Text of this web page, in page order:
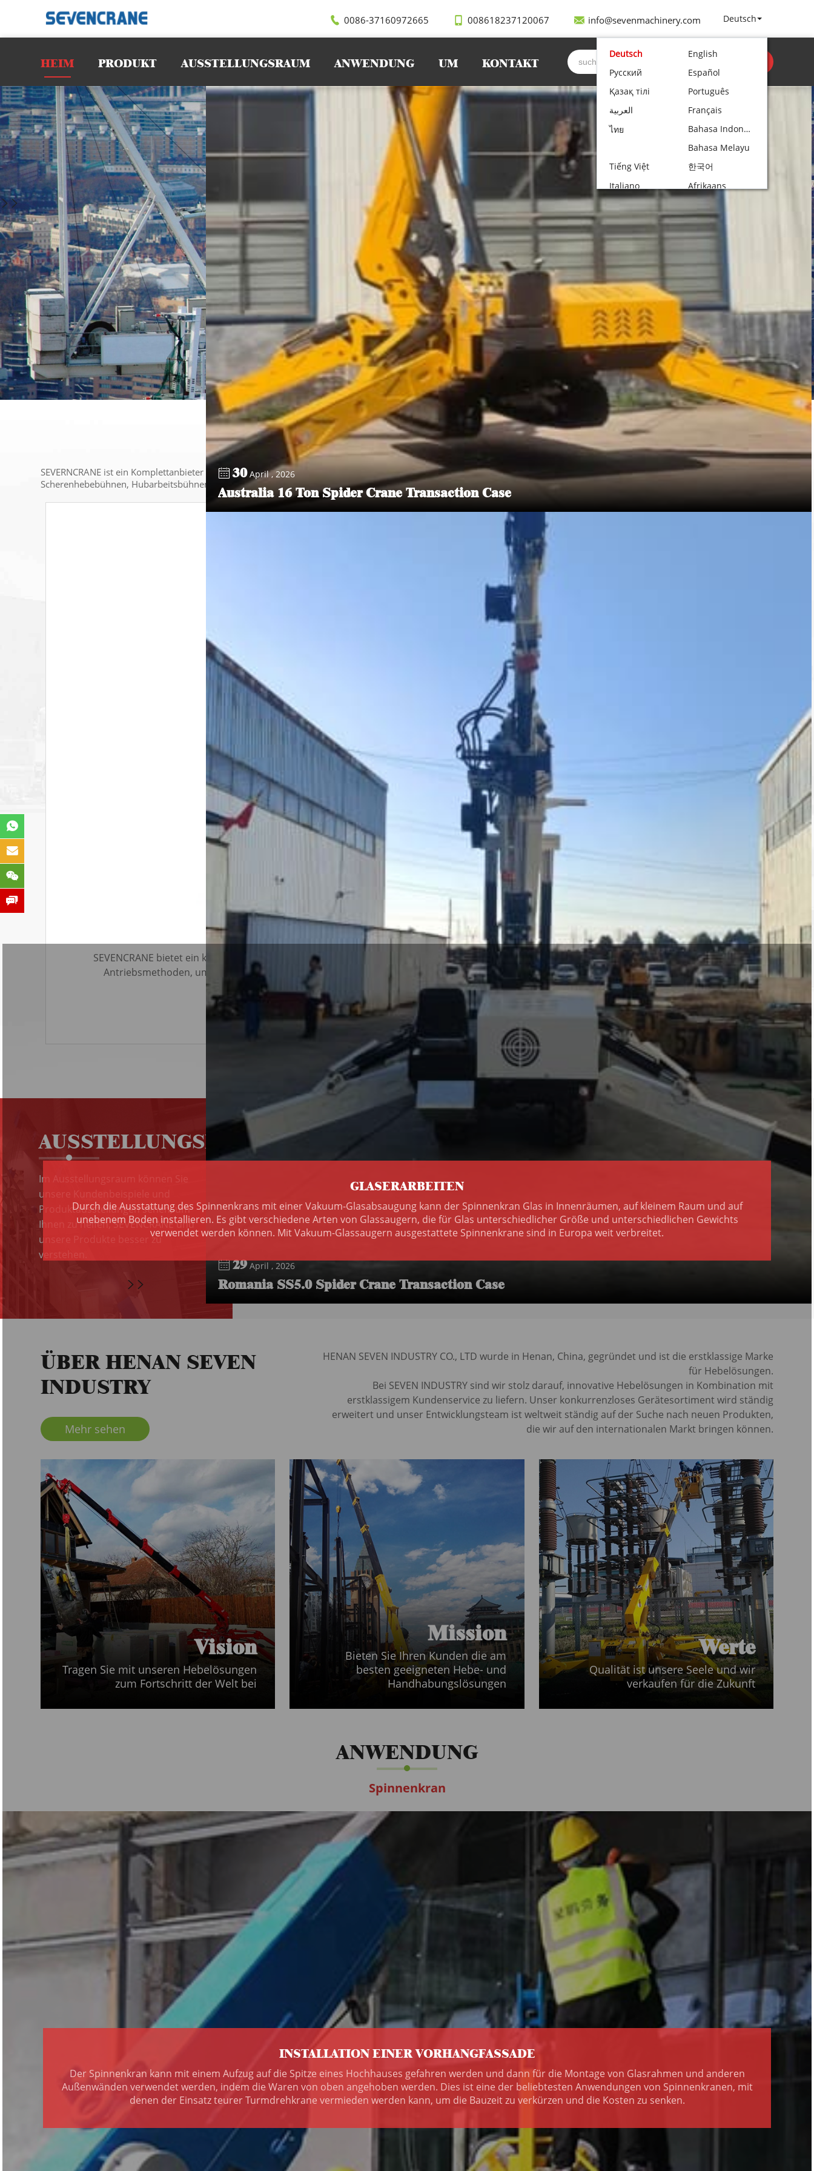
Deutsch
Deutsch
English
Русский
Español
Қазақ тілі
Português
العربية
Français
ไทย
Bahasa Indonesia
Bahasa Melayu
Tiếng Việt
한국어
Italiano
Afrikaans
Nederlands
Български
עִבְרִית
Polski
Čeština
Lietuvių kalba
Română
Svenska
Slovenščina
Slovenčina
Türkçe
Dansk
Ελληνικά
فارسی
简体中文
O‘zbekcha
0086-37160972665 008618237120067 info@sevenmachinery.com
HEIM PRODUKT AUSSTELLUNGSRAUM ANWENDUNG UM KONTAKT
PRODUKTZENTRUM
SEVERNCRANE ist ein Komplettanbieter für Hebegeräte. Wir bieten verschiedene Hebegeräte und entsprechendes Zubehör wie Gabelstapler, Hubwagen, Kommissionierer,
Scherenhebebühnen, Hubarbeitsbühnen, Spinnenkrane usw. an. Diese Geräte spielen eine Schlüsselrolle in Produktionswerkstätten, Lagerhäusern und Bauprojekten.
Spinnenkranich
SEVENCRANE bietet ein komplettes Sortiment an Mini-Raupenkranen (Spinnenkranen) an. Unsere Maschinen verfügen über verschiedene
Antriebsmethoden, um den Kundenanforderungen in verschiedenen Ländern oder Regionen gerecht zu werden. Wie Dieselmotoren,
Elektromotoren, Benzinmotoren. Gleichzeitig bieten wir auch entsprechendes Zubehör an, um Ihre kostbare Zeit zu sparen. Dazu gehören
Haken oder hydraulische Ausleger, Greifmanipulatoren für Rohre und Träger, Vakuumheber für Glasscheiben sowie Hebebalken. Derzeit kann
SEVENCRANE Spinnenkrane mit Tragfähigkeiten von 1 Tonne, 3 Tonne, 5 Tonne, 8 Tonne und 12 Tonne anbieten.
Mehr sehen
AUSSTELLUNGSRAUM
Im Ausstellungsraum können Sie
unsere Kundenbeispiele und
Produktausstellungen sehen, um
Ihnen zu helfen, SEVENCRANE und
unsere Produkte besser zu
verstehen.
30April , 2026
Australia 16 Ton Spider Crane Transaction Case
29 April , 2026
Romania SS5.0 Spider Crane Transaction Case
requirements, SEVENCRANE recommended the 5 ton spider crane, which is specially designed for operations in confined
ÜBER HENAN SEVEN
INDUSTRY
Mehr sehen
HENAN SEVEN INDUSTRY CO., LTD wurde in Henan, China, gegründet und ist die erstklassige Marke
für Hebelösungen.
Bei SEVEN INDUSTRY sind wir stolz darauf, innovative Hebelösungen in Kombination mit
erstklassigem Kundenservice zu liefern. Unser konkurrenzloses Gerätesortiment wird ständig
erweitert und unser Entwicklungsteam ist weltweit ständig auf der Suche nach neuen Produkten,
die wir auf den internationalen Markt bringen können.
Vision
Tragen Sie mit unseren Hebelösungen
zum Fortschritt der Welt bei
Mission
Bieten Sie Ihren Kunden die am
besten geeigneten Hebe- und
Handhabungslösungen
Werte
Qualität ist unsere Seele und wir
verkaufen für die Zukunft
ANWENDUNG
Spinnenkran
GLASERARBEITEN
Durch die Ausstattung des Spinnenkrans mit einer Vakuum-Glasabsaugung kann der Spinnenkran Glas in Innenräumen, auf kleinem Raum und auf
unebenem Boden installieren. Es gibt verschiedene Arten von Glassaugern, die für Glas unterschiedlicher Größe und unterschiedlichen Gewichts
verwendet werden können. Mit Vakuum-Glassaugern ausgestattete Spinnenkrane sind in Europa weit verbreitet.
INSTALLATION EINER VORHANGFASSADE
Der Spinnenkran kann mit einem Aufzug auf die Spitze eines Hochhauses gefahren werden und dann für die Montage von Glasrahmen und anderen
Außenwänden verwendet werden, indem die Waren von oben angehoben werden. Dies ist eine der beliebtesten Anwendungen von Spinnenkranen, mit
denen der Einsatz teurer Turmdrehkrane vermieden werden kann, um die Bauzeit zu verkürzen und die Kosten zu senken.